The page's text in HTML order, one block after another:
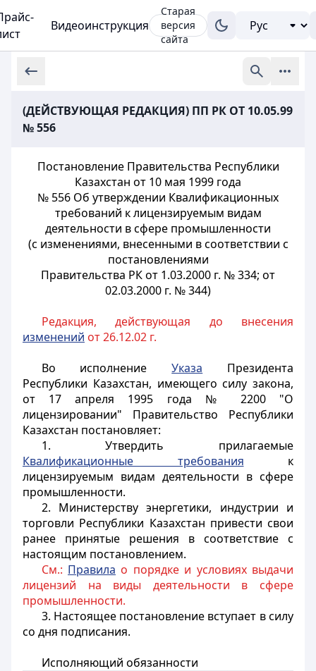
Видеоинструкция
Старая
версия
сайта
(ДЕЙСТВУЮЩАЯ РЕДАКЦИЯ) ПП РК OT 10.05.99
№ 556
Постановление Правительства Республики
Казахстан от 10 мая 1999 года
№ 556 Об утверждении Квалификационных
требований к лицензируемым видам
деятельности в сфере промышленности
(с изменениями, внесенными в соответствии с
постановлениями
Правительства РК от 1.03.2000 г. № 334; от
02.03.2000 г. № 344)
Редакция, действующая до внесения
изменений от 26.12.02 г.
Во исполнениеУказа Президента
Республики Казахстан, имеющего силу закона,
от 17 апреля 1995 года № 2200 "О
лицензировании" Правительство Республики
Казахстан постановляет:
1. Утвердить прилагаемые
Квалификационные требования к
лицензируемым видам деятельности в сфере
промышленности.
2. Министерству энергетики, индустрии и
торговли Республики Казахстан привести свои
ранее принятые решения в соответствие с
настоящим постановлением.
См.: Правила о порядке и условиях выдачи
лицензий на виды деятельности в сфере
промышленности.
3. Настоящее постановление вступает в силу
со дня подписания.
Исполняющий обязанности